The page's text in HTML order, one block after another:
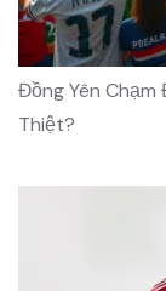
Đồng Yên
Thiệt?